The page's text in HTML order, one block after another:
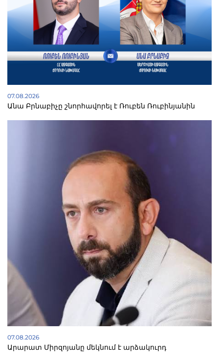
07.08.2026
Անա Բրնաբիչը շնորհավորել է Ռուբեն Ռուբինյանին
07.08.2026
Արարատ Միրզոյանը մեկնում է արձակուրդ